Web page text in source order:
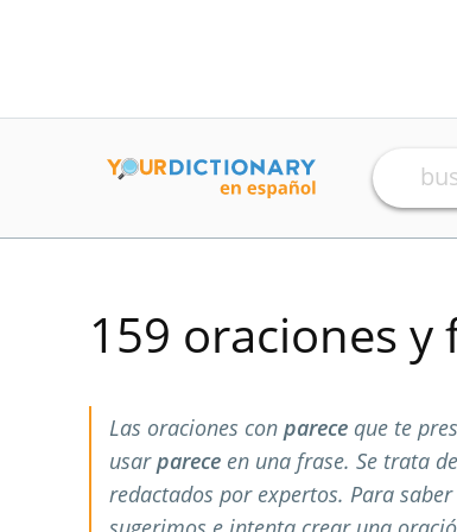
159 oraciones y
Las oraciones con parece que te
usarparece en una frase. Se trata
redactados por expertos. Para